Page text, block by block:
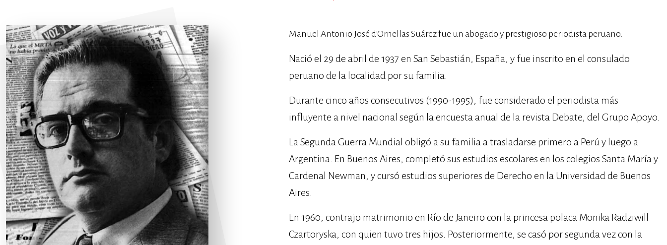
Manuel Antonio José d’Ornellas Suárez fue un abogado y prestigioso periodista peruano.
Nació el 29 de abril de 1937 en San Sebastián, España, y fue inscrito en el consulado
peruano de la localidad por su familia.
Durante cinco años consecutivos (1990-1995), fue considerado el periodista más
influyente a nivel nacional según la encuesta anual de la revista Debate, del Grupo Apoyo.
La Segunda Guerra Mundial obligó a su familia a trasladarse primero a Perú y luego a
Argentina. En Buenos Aires, completó sus estudios escolares en los colegios Santa María y
Cardenal Newman, y cursó estudios superiores de Derecho en la Universidad de Buenos
Aires.
En 1960, contrajo matrimonio en Río de Janeiro con la princesa polaca Monika Radziwill
Czartoryska, con quien tuvo tres hijos. Posteriormente, se casó por segunda vez con la